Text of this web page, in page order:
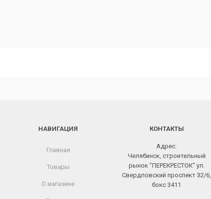
НАВИГАЦИЯ
Главная
Товары
О магазине
КОНТАКТЫ
Адрес:
Челябинск, строительный
рынок "ПЕРЕКРЕСТОК" ул.
Свердловский проспект 32/6,
бокс 3411